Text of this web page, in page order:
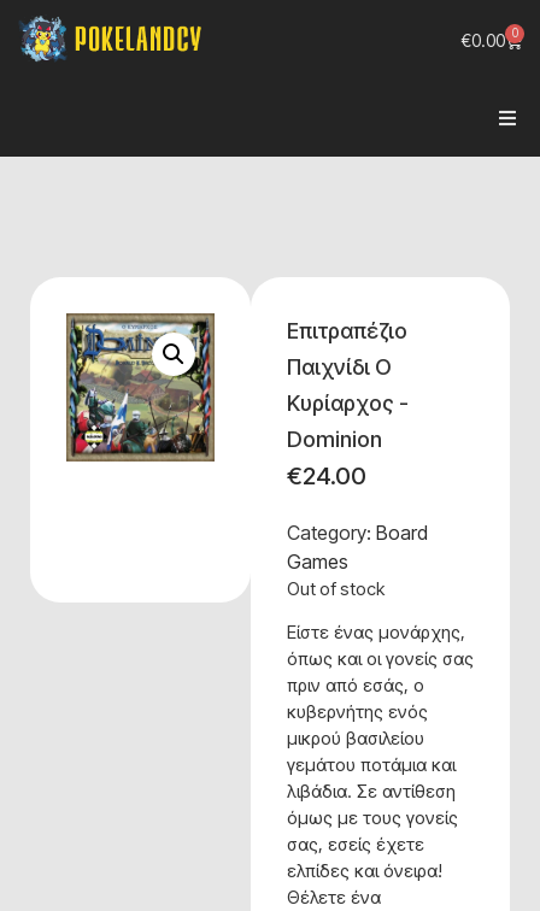
€0.00 0
Επιτραπέζιο
Παιχνίδι Ο
Κυρίαρχος -
Dominion
€24.00
Category: Board
Games
Out of stock
Είστε ένας μονάρχης,
όπως και οι γονείς σας
πριν από εσάς, ο
κυβερνήτης ενός
μικρού βασιλείου
γεμάτου ποτάμια και
λιβάδια. Σε αντίθεση
όμως με τους γονείς
σας, εσείς έχετε
ελπίδες και όνειρα!
Θέλετε ένα